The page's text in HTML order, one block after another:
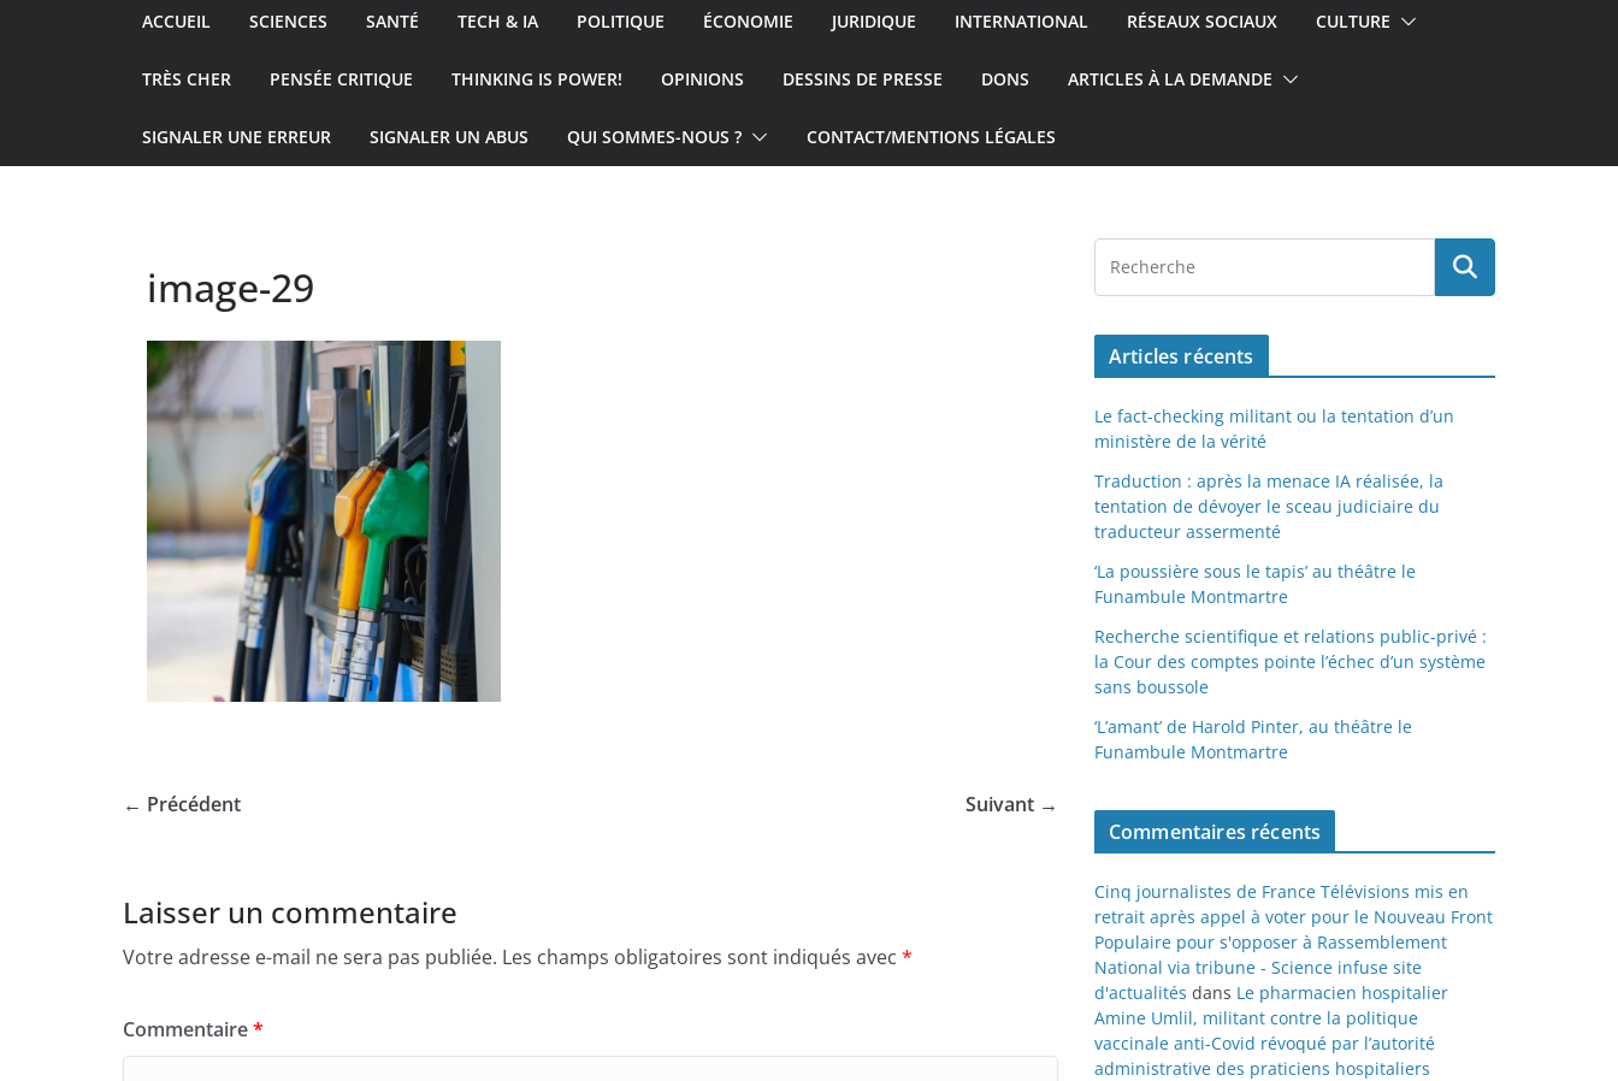
ACCUEIL SCIENCES SANTÉ TECH & IA POLITIQUE ÉCONOMIE JURIDIQUE INTERNATIONAL RÉSEAUX SOCIAUX CULTURE
TRÈS CHER PENSÉE CRITIQUE THINKING IS POWER! OPINIONS DESSINS DE PRESSE DONS ARTICLES À LA DEMANDE
SIGNALER UNE ERREUR SIGNALER UN ABUS QUI SOMMES-NOUS ? CONTACT/MENTIONS LÉGALES
image-29
← Précédent Suivant →
Laisser un commentaire
Votre adresse e-mail ne sera pas publiée. Les champs obligatoires sont indiqués avec *
Commentaire*
Articles récents
Le fact-checking militant ou la tentation d’un
ministère de la vérité
Traduction : après la menace IA réalisée, la
tentation de dévoyer le sceau judiciaire du
traducteur assermenté
‘La poussière sous le tapis’ au théâtre le
Funambule Montmartre
Recherche scientifique et relations public-privé :
la Cour des comptes pointe l’échec d’un système
sans boussole
‘L’amant’ de Harold Pinter, au théâtre le
Funambule Montmartre
Commentaires récents
Cinq journalistes de France Télévisions mis en
retrait après appel à voter pour le Nouveau Front
Populaire pour s'opposer à Rassemblement
National via tribune - Science infuse site
d'actualités dans Le pharmacien hospitalier
Amine Umlil, militant contre la politique
vaccinale anti-Covid révoqué par l’autorité
administrative des praticiens hospitaliers